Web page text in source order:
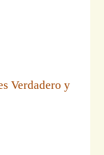
Verdadero y